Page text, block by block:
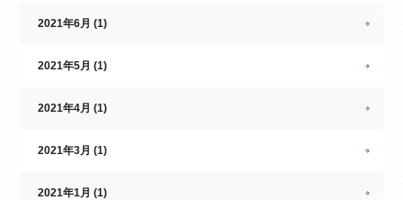
2021年6月 (1)
2021年5月 (1)
2021年4月 (1)
2021年3月 (1)
2021年1月 (1)